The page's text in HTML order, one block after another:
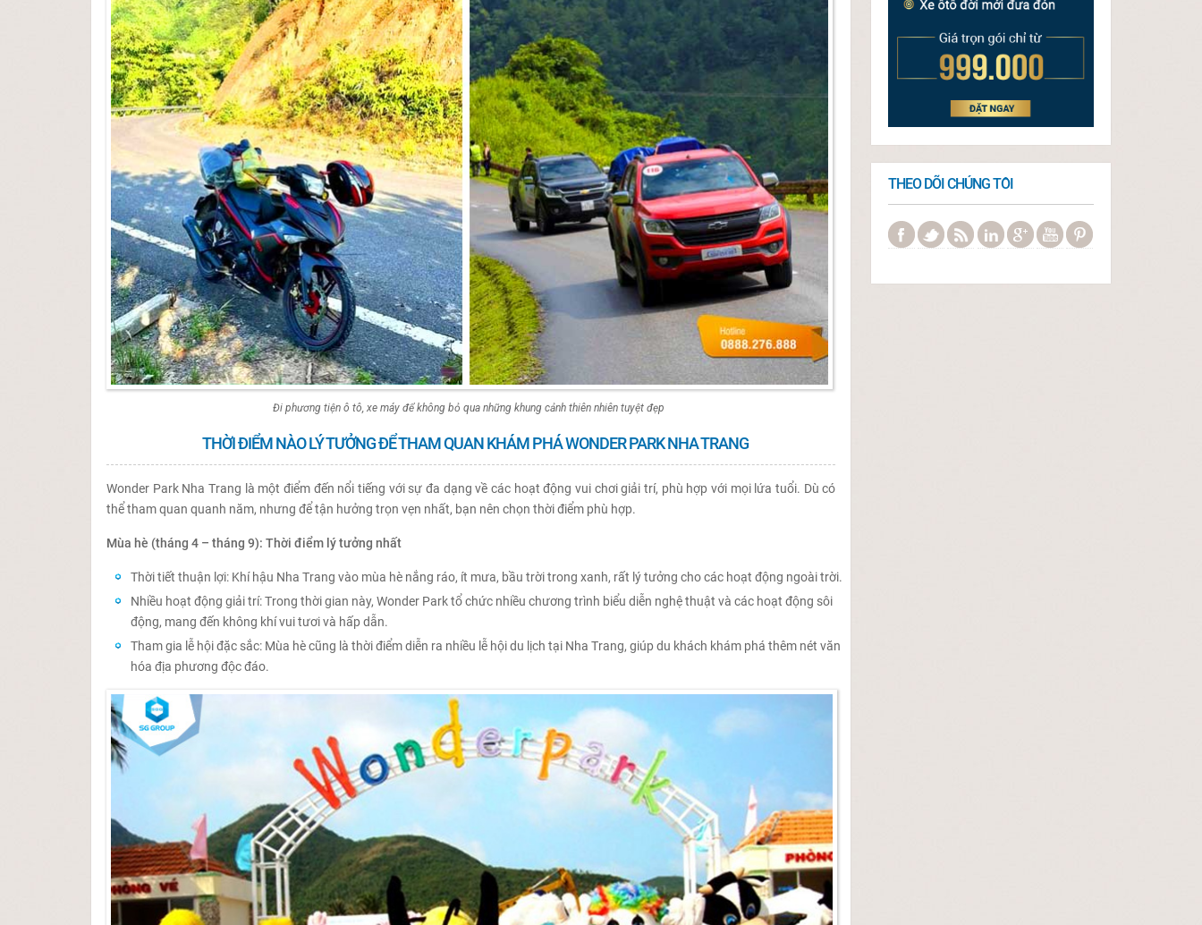
Đi phương tiện ô tô, xe máy để không bỏ qua những khung cảnh thiên nhiên tuyệt đẹp
THỜI ĐIỂM NÀO LÝ TƯỞNG ĐỂ THAM QUAN KHÁM PHÁ WONDER PARK NHA TRANG
Wonder Park Nha Trang là một điểm đến nổi tiếng với sự đa dạng về các hoạt động vui chơi giải trí, phù hợp với mọi lứa tuổi. Dù có
thể tham quan quanh năm, nhưng để tận hưởng trọn vẹn nhất, bạn nên chọn thời điểm phù hợp.
Mùa hè (tháng 4 – tháng 9): Thời điểm lý tưởng nhất
Thời tiết thuận lợi: Khí hậu Nha Trang vào mùa hè nắng ráo, ít mưa, bầu trời trong xanh, rất lý tưởng cho các hoạt động ngoài trời.
Nhiều hoạt động giải trí: Trong thời gian này, Wonder Park tổ chức nhiều chương trình biểu diễn nghệ thuật và các hoạt động sôi
động, mang đến không khí vui tươi và hấp dẫn.
Tham gia lễ hội đặc sắc: Mùa hè cũng là thời điểm diễn ra nhiều lễ hội du lịch tại Nha Trang, giúp du khách khám phá thêm nét văn
hóa địa phương độc đáo.
THEO DÕI CHÚNG TÔI